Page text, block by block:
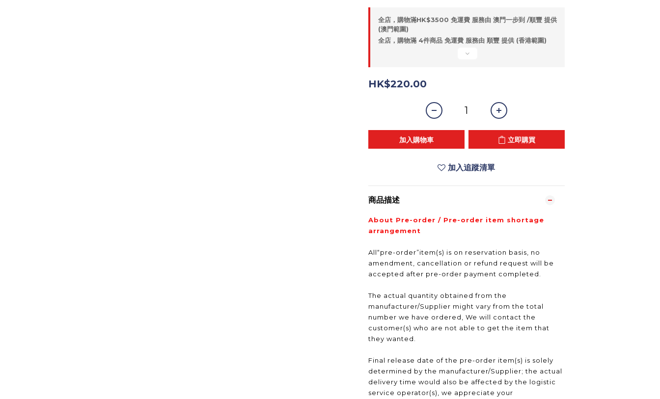
全店，購物滿HK$3500 免運費 服務由 澳門一步到 /順豐 提供
(澳門範圍)
全店，購物滿 4件商品 免運費 服務由 順豐 提供 (香港範圍)
HK$220.00
加入購物車 立即購買
加入追蹤清單
商品描述
About Pre-order / Pre-order item shortage
arrangement
All“pre-order”item(s) is on reservation basis, no
amendment, cancellation or refund request will be
accepted after pre-order payment completed.
The actual quantity obtained from the
manufacturer/Supplier might vary from the total
number we have ordered, We will contact the
customer(s) who are not able to get the item that
they wanted.
Final release date of the pre-order item(s) is solely
determined by the manufacturer/Supplier; the actual
delivery time would also be affected by the logistic
service operator(s), we appreciate your